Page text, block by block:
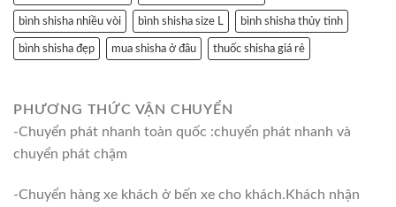
bình shisha nhiều vòi bình shisha size L bình shisha thủy tinh
bình shisha đẹp mua shisha ở đâu thuốc shisha giá rẻ
PHƯƠNG THỨC VẬN CHUYỂN
-Chuyển phát nhanh toàn quốc :chuyển phát nhanh và
chuyển phát chậm
-Chuyển hàng xe khách ở bến xe cho khách.Khách nhận